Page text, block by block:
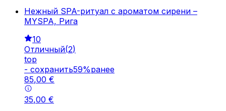
Нежный SPA-ритуал с ароматом сирени –
MYSPA, Рига
10
Отличный(2)
top
- cохранить59%ранее
85,00 €
35,00 €